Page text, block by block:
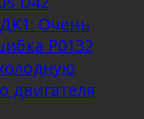
Очень
Р0132
двигателя